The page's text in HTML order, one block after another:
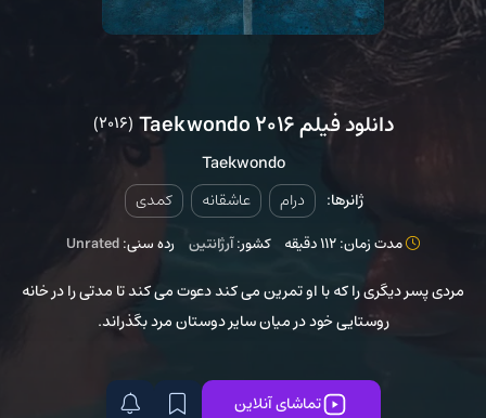
دانلود فیلم Taekwondo 2016 (2016)
Taekwondo
ژانرها: درام عاشقانه کمدی
مدت زمان: 112 دقیقه کشور:آرژانتین رده سنی:Unrated
مردی پسر دیگری را که با او تمرین می کند دعوت می کند تا مدتی را در خانه
روستایی خود در میان سایر دوستان مرد بگذراند.
تماشای آنلاین